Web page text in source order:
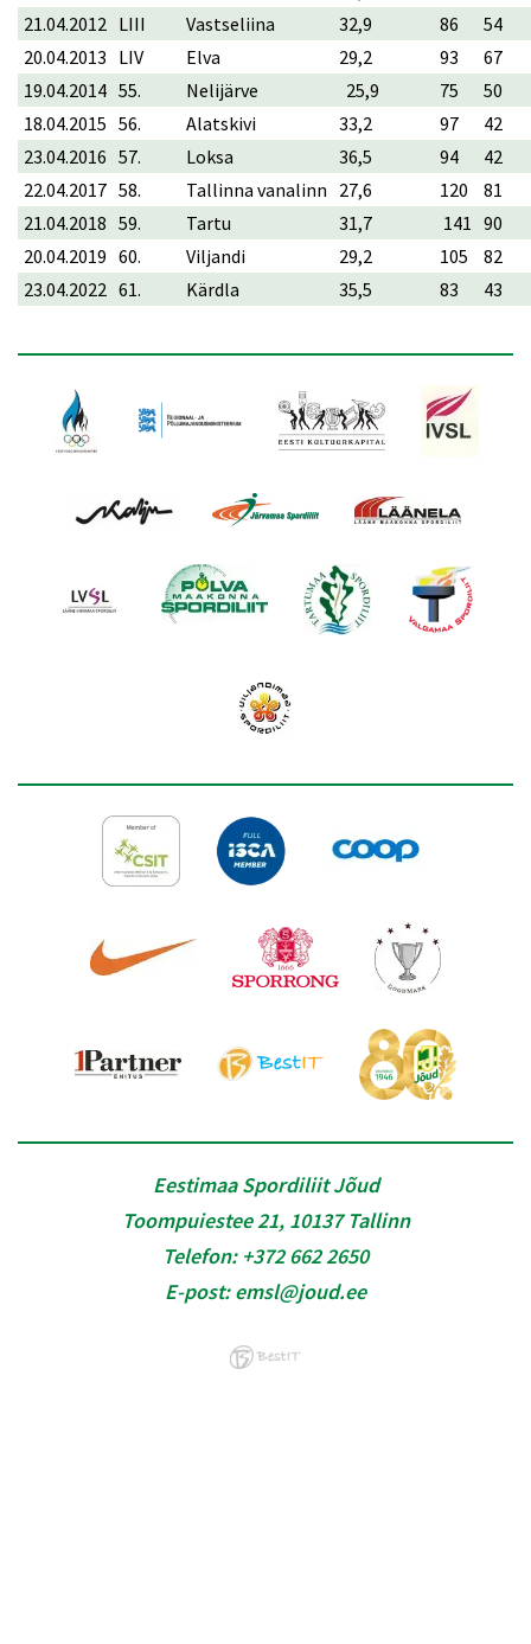
21.04.2012 LIII Vastseliina 32,9 86
54
20.04.2013 LIV Elva 29,2 93
67
19.04.2014 55. Nelijärve 25,9 75
50
18.04.2015 56. Alatskivi 33,2 97
42
23.04.2016 57. Loksa 36,5 94
42
22.04.2017 58. Tallinna vanalinn 27,6 120
81
21.04.2018 59. Tartu 31,7 141 90
20.04.2019 60. Viljandi 29,2 105
82
23.04.2022 61. Kärdla 35,5 83 43
Eestimaa Spordiliit Jõud
Toompuiestee 21, 10137 Tallinn
Telefon: +372 662 2650
E-post:emsl@joud.ee